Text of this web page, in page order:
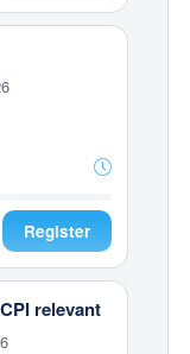
Register
relevant